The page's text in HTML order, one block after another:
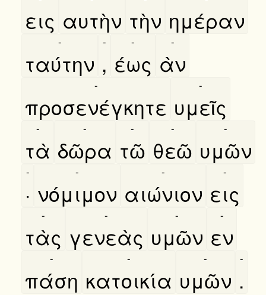
εις αυτὴν τὴν ημέραν
ταύτην
-
,
-
έως
-
ὰν
-
προσενέγκητε
-
υμεῖς
-
τὰ
-
δῶρα
-
τῶ
-
θεῶ
-
υμῶν
-
·
-
νόμιμον
-
αιώνιον
-
εις
-
τὰς
-
γενεὰς
-
υμῶν
-
εν
-
πάση
-
κατοικία
-
υμῶν
-
.
-